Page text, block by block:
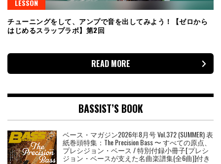
LESSON
チューニングをして、アンプで音を出してみよう！【ゼロから
はじめるスラップラボ】第2回
READ MORE
BASSIST’S BOOK
ベース・マガジン2026年8月号 Vol.372 (SUMMER) 表
紙巻頭特集：The Precision Bass 〜 すべての原点、
プレシジョン・ベース / 特別付録小冊子[プレシ
ジョン・ベースが支えた名曲楽譜集(全6曲)]付き